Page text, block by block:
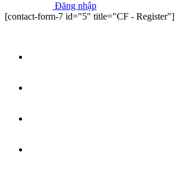
Đăng nhập
[contact-form-7 id="5" title="CF - Register"]